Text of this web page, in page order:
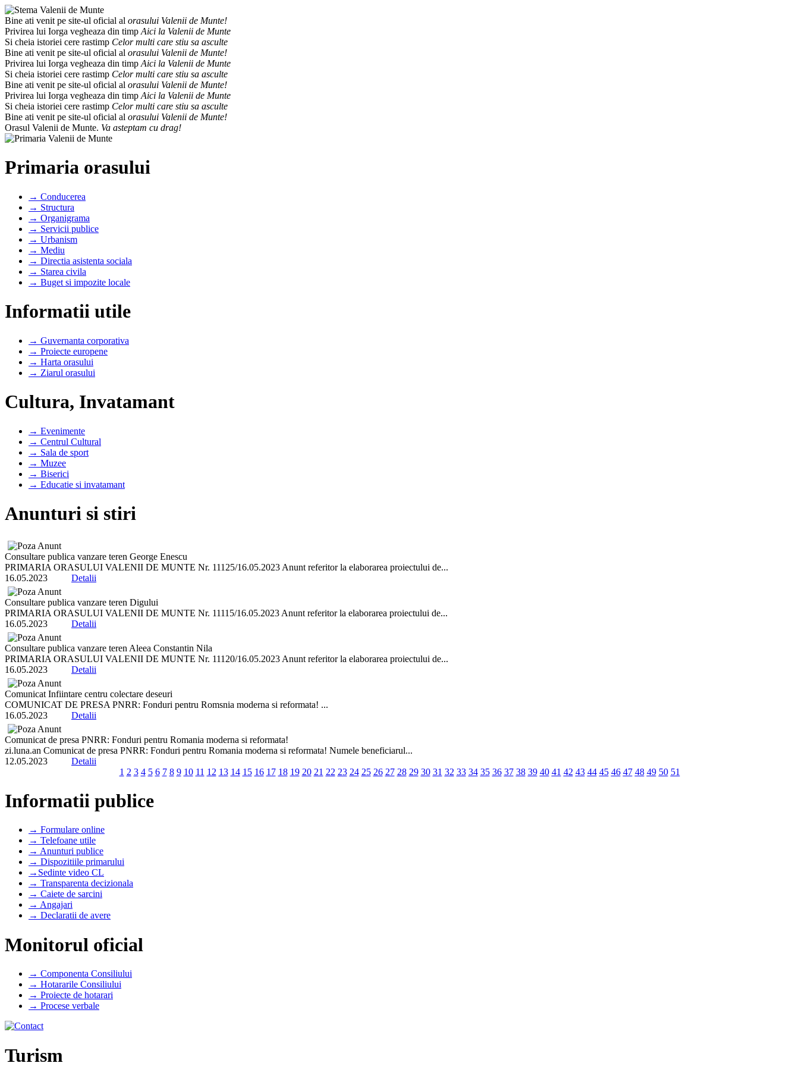
Bine ati venit pe site-ul oficial al orasului Valenii de Munte!
Privirea lui Iorga vegheaza din timp Aici la Valenii de Munte
Si cheia istoriei cere rastimp Celor multi care stiu sa asculte
Bine ati venit pe site-ul oficial al orasului Valenii de Munte!
Privirea lui Iorga vegheaza din timp Aici la Valenii de Munte
Si cheia istoriei cere rastimp Celor multi care stiu sa asculte
Bine ati venit pe site-ul oficial al orasului Valenii de Munte!
Privirea lui Iorga vegheaza din timp Aici la Valenii de Munte
Si cheia istoriei cere rastimp Celor multi care stiu sa asculte
Bine ati venit pe site-ul oficial al orasului Valenii de Munte!
Orasul Valenii de Munte. Va asteptam cu drag!
Primaria orasului
→ Conducerea
→ Structura
→ Organigrama
→ Servicii publice
→ Urbanism
→ Mediu
→ Directia asistenta sociala
→ Starea civila
→ Buget si impozite locale
Informatii utile
→ Guvernanta corporativa
→ Proiecte europene
→ Harta orasului
→ Ziarul orasului
Cultura, Invatamant
→ Evenimente
→ Centrul Cultural
→ Sala de sport
→ Muzee
→ Biserici
→ Educatie si invatamant
Anunturi si stiri
Consultare publica vanzare teren George Enescu
PRIMARIA ORASULUI VALENII DE MUNTE Nr. 11125/16.05.2023 Anunt referitor la elaborarea proiectului de...
16.05.2023 Detalii
Consultare publica vanzare teren Digului
PRIMARIA ORASULUI VALENII DE MUNTE Nr. 11115/16.05.2023 Anunt referitor la elaborarea proiectului de...
16.05.2023 Detalii
Consultare publica vanzare teren Aleea Constantin Nila
PRIMARIA ORASULUI VALENII DE MUNTE Nr. 11120/16.05.2023 Anunt referitor la elaborarea proiectului de...
16.05.2023 Detalii
Comunicat Infiintare centru colectare deseuri
COMUNICAT DE PRESA PNRR: Fonduri pentru Romsnia moderna si reformata! ...
16.05.2023 Detalii
Comunicat de presa PNRR: Fonduri pentru Romania moderna si reformata!
zi.luna.an Comunicat de presa PNRR: Fonduri pentru Romania moderna si reformata! Numele beneficiarul...
12.05.2023 Detalii
1 2 3 4 5 6 7 8 9 10 11 12 13 14 15 16 17 18 19 20 21 22 23 24 25 26 27 28 29 30 31 32 33 34 35 36 37 38 39 40 41 42 43 44 45 46 47 48 49 50 51
Informatii publice
→ Formulare online
→ Telefoane utile
→ Anunturi publice
→ Dispozitiile primarului
→Sedinte video CL
→ Transparenta decizionala
→ Caiete de sarcini
→ Angajari
→ Declaratii de avere
Monitorul oficial
→ Componenta Consiliului
→ Hotararile Consiliului
→ Proiecte de hotarari
→ Procese verbale
Turism